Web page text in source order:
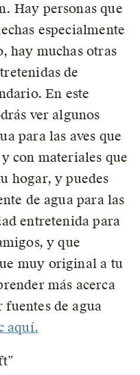
Hay personas que
especialmente
hay muchas otras
de
En este
ver algunos
para las aves que
con materiales que
hogar, y puedes
de agua para las
entretenida para
y que
muy original a tu
más acerca
de agua
aquí.